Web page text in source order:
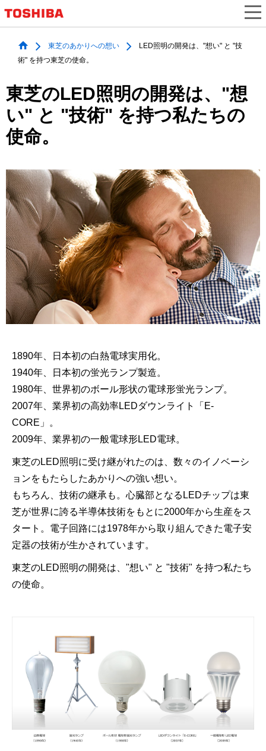
東芝のあかりへの想い
LED照明の開発は、"想い" と "技
術" を持つ東芝の使命。
東芝のLED照明の開発は、 "想
い" と "技術" を持つ私たちの
使命。
1890年、日本初の白熱電球実用化。
1940年、日本初の蛍光ランプ製造。
1980年、世界初のボール形状の電球形蛍光ランプ。
2007年、業界初の高効率LEDダウンライト「E-
CORE」。
2009年、業界初の一般電球形LED電球。
東芝のLED照明に受け継がれたのは、数々のイノベーシ
ョンをもたらしたあかりへの強い想い。
もちろん、技術の継承も。心臓部となるLEDチップは東
芝が世界に誇る半導体技術をもとに2000年から生産をス
タート。電子回路には1978年から取り組んできた電子安
定器の技術が生かされています。
東芝のLED照明の開発は、"想い" と "技術" を持つ私たち
の使命。